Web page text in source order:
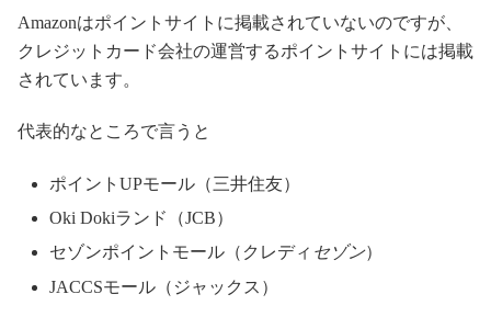
Amazonはポイントサイトに掲載されていないのですが、
クレジットカード会社の運営するポイントサイトには掲載
されています。
代表的なところで言うと
ポイントUPモール（三井住友）
Oki Dokiランド（JCB）
セゾンポイントモール（クレディ セゾン）
JACCSモール（ジャックス）